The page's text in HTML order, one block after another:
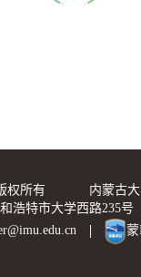
权所有 内蒙古大
浩特市大学西路235号